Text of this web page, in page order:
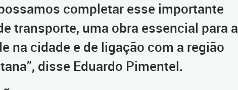
completar esse importante
transporte, uma obra essencial para a
na cidade e de ligação com a região
disse Eduardo Pimentel.